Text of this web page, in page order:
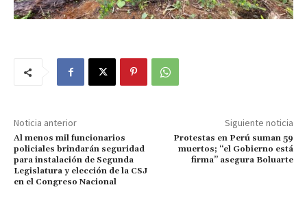
Noticia anterior
Al menos mil funcionarios
policiales brindarán seguridad
para instalación de Segunda
Legislatura y elección de la CSJ
en el Congreso Nacional
Siguiente noticia
Protestas en Perú suman 59
muertos; “el Gobierno está
firma” asegura Boluarte